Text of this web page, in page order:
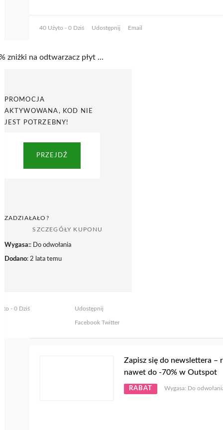
40 Użyto - 0 Dziś Udostępnij Email
35% zniżki na odtwarzacz płyt winylowych w promocji w Outspot
PROMOCJA
AKTYWOWANA, KOD NIE
JEST POTRZEBNY!
PRZEJDŹ
ZADZIAŁAŁO?
SZCZEGÓŁY KUPONU
Wygasa:: Do odwołania
Dodano: 2 lata temu
- 0 Dziś Udostępnij
FacebookTwitter
Zapisz się do newslettera –
nawet do -70% w Outspot
RABAT Wygasa: Do